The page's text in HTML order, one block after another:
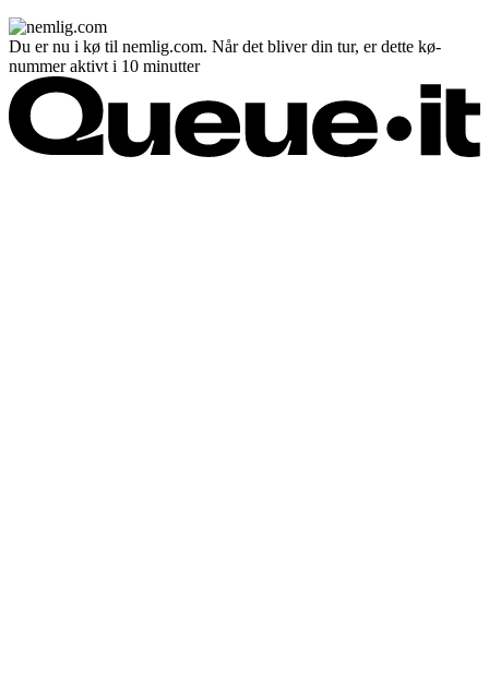
Du er nu i kø til nemlig.com. Når det bliver din tur, er dette kø-
nummer aktivt i 10 minutter